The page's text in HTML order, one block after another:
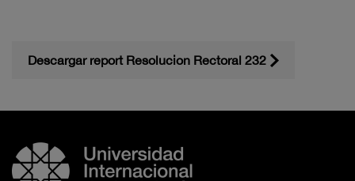
Descargar report Resolucion Rectoral 232